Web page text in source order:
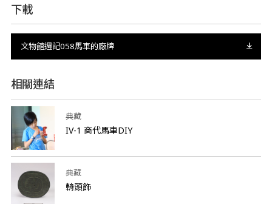
下載
文物館週記058馬車的廠牌
相關連結
典藏
IV-1 商代馬車DIY
典藏
輈頭飾